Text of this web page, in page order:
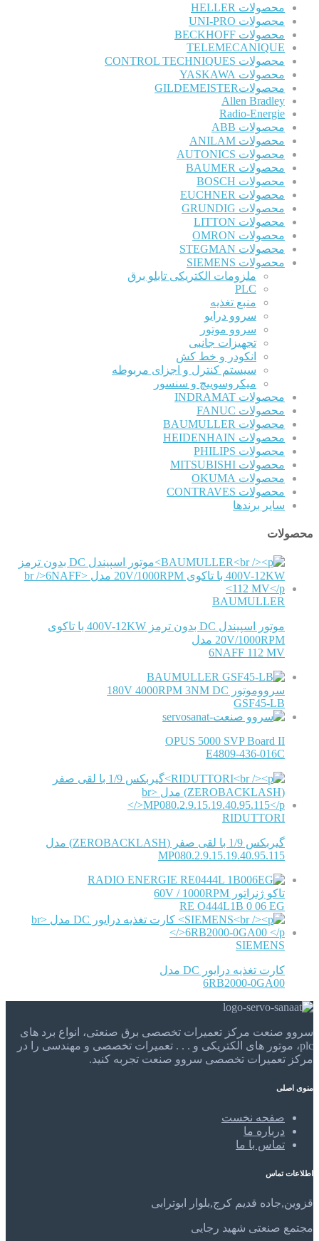
محصولات HELLER
محصولات UNI-PRO
محصولات BECKHOFF
TELEMECANIQUE
محصولات CONTROL TECHNIQUES
محصولات YASKAWA
محصولاتGILDEMEISTER
Allen Bradley
Radio-Energie
محصولات ABB
محصولات ANILAM
محصولات AUTONICS
محصولات BAUMER
محصولات BOSCH
محصولات EUCHNER
محصولات GRUNDIG
محصولات LITTON
محصولات OMRON
محصولات STEGMAN
محصولات SIEMENS
ملزومات الکتریکی تابلو برق
PLC
منبع تغذیه
سروو درایو
سروو موتور
تجهیزات جانبی
انکودر و خط کش
سیستم کنترل و اجزای مربوطه
میکروسوییچ و سنسور
محصولات INDRAMAT
محصولات FANUC
محصولات BAUMULLER
محصولات HEIDENHAIN
محصولات PHILIPS
محصولات MITSUBISHI
محصولات OKUMA
محصولات CONTRAVES
سایر برندها
محصولات
BAUMULLER
موتور اسپیندل DC بدون ترمز 400V-12KW با تاکوی
20V/1000RPM مدل
6NAFF 112 MV
BAUMULLER
سرووموتور 180V 4000RPM 3NM DC
GSF45-LB
OPUS 5000 SVP Board II
E4809-436-016C
RIDUTTORI
گیربکس 1/9 با لقی صفر (ZEROBACKLASH) مدل
MP080.2.9.15.19.40.95.115
RADIO ENERGIE
تاکو ژنراتور 60V / 1000RPM
RE O444L1B 0 06 EG
SIEMENS
کارت تغذیه درایور DC مدل
6RB2000-0GA00
سروو صنعت مرکز تعمیرات تخصصی برق صنعتی، انواع برد های
plc، موتور های الکتریکی و . . . تعمیرات تخصصی و مهندسی را در
مرکز تعمیرات تخصصی سروو صنعت تجربه کنید.
منوی اصلی
صفحه نخست
درباره ما
تماس با ما
اطلاعات تماس
قزوین,جاده قدیم کرج,بلوار ابوترابی
مجتمع صنعتی شهید رجایی